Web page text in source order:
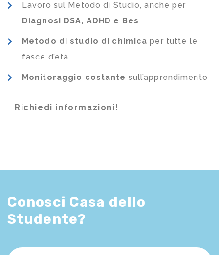
Lavoro sul Metodo di Studio, anche per
Diagnosi DSA, ADHD e Bes
Metodo di studio di chimica per tutte le
fasce d’età
Monitoraggio costante sull’apprendimento
Richiedi informazioni!
Conosci Casa dello
Studente?